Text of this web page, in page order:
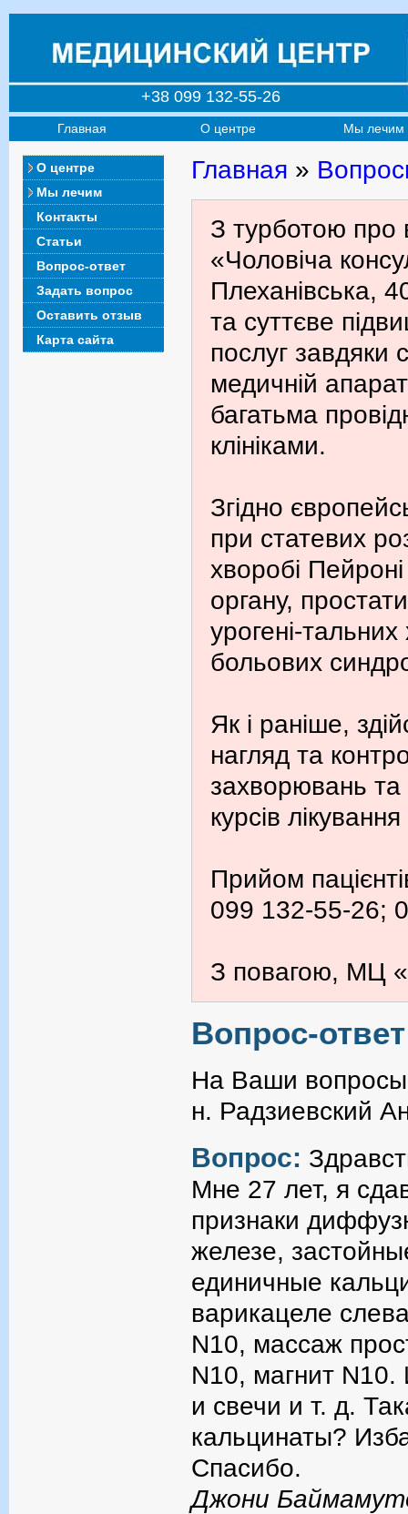
+38 099 132-55-26
Главная О центре Мы лечим
О центре
Мы лечим
Контакты
Статьи
Вопрос-ответ
Задать вопрос
Оставить отзыв
Карта сайта
Главная »
З турботою про
«Чоловіча
Плеханівська,
та суттєве
послуг завдяки
медичній
багатьма
клініками.
Згідно
при статевих
хворобі
органу,
урогені-
больових
Як і раніше,
нагляд та
захворювань
курсів лікування
Прийом
099 132-55-26;
З повагою, МЦ
Вопрос-
На Ваши вопросы
н. Радзиевский
Вопрос:
Мне 27 лет, я
признаки
железе,
единичные
варикацеле
N10, массаж
N10, магнит
и свечи и т. д.
кальцинаты?
Спасибо.
Джони